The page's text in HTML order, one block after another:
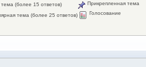
(более 15 ответов)
тема (более 25 ответов)
Прикрепленная тема
Голосование